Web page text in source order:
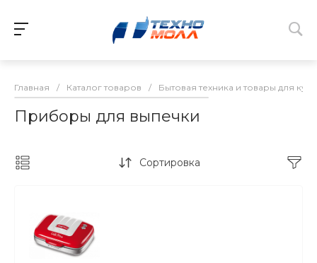
Главная / Каталог товаров / Бытовая техника и товары для
Приборы для выпечки
Сортировка